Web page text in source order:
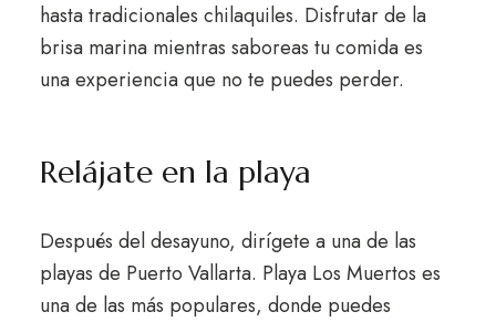
hasta tradicionales chilaquiles. Disfrutar de la
brisa marina mientras saboreas tu comida es
una experiencia que no te puedes perder.
Relájate en la playa
Después del desayuno, dirígete a una de las
playas de Puerto Vallarta. Playa Los Muertos es
una de las más populares, donde puedes